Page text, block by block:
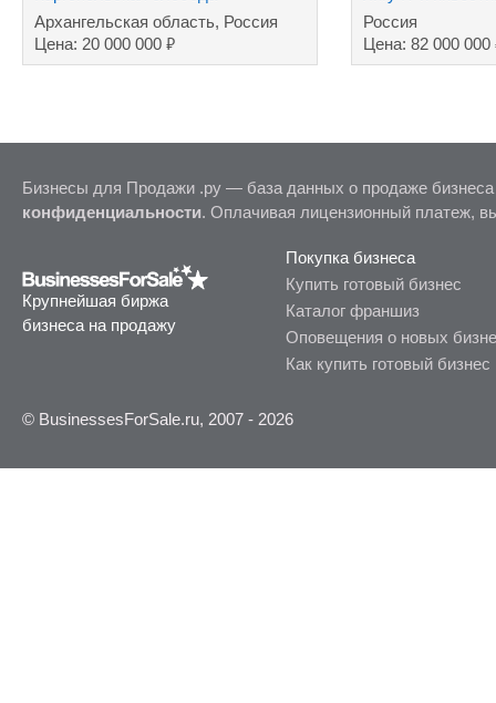
Архангельская область, Россия
Цена: 20 000 000 ₽
Россия
Цена: 82 000 000
Бизнесы для Продажи .ру — база данных о продаже
конфиденциальности. Оплачивая лицензионный платеж,
Крупнейшая биржа
бизнеса на продажу
Покупка бизнеса
Купить готовый бизнес
Каталог франшиз
Оповещения о новых
Как купить готовый бизнес
© BusinessesForSale.ru, 2007 - 2026